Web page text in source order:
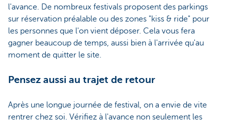
l'avance. De nombreux festivals proposent des parkings
sur réservation préalable ou des zones "kiss & ride" pour
les personnes que l'on vient déposer. Cela vous fera
gagner beaucoup de temps, aussi bien à l'arrivée qu'au
moment de quitter le site.
Pensez aussi au trajet de retour
Après une longue journée de festival, on a envie de vite
rentrer chez soi. Vérifiez à l'avance non seulement les